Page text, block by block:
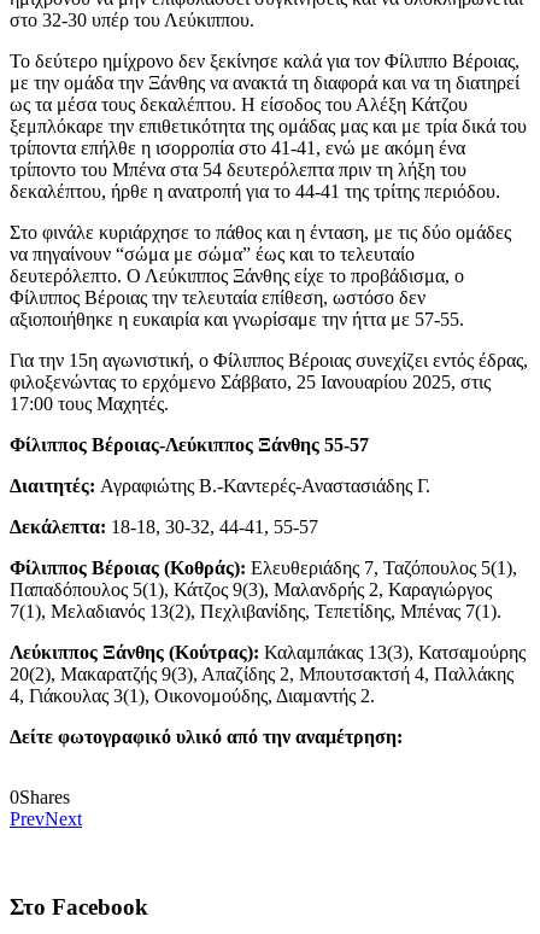
στο 32-30 υπέρ του Λεύκιππου.
Το δεύτερο ημίχρονο δεν ξεκίνησε καλά για τον Φίλιππο Βέροιας,
με την ομάδα την Ξάνθης να ανακτά τη διαφορά και να τη διατηρεί
ως τα μέσα τους δεκαλέπτου. Η είσοδος του Αλέξη Κάτζου
ξεμπλόκαρε την επιθετικότητα της ομάδας μας και με τρία δικά του
τρίποντα επήλθε η ισορροπία στο 41-41, ενώ με ακόμη ένα
τρίποντο του Μπένα στα 54 δευτερόλεπτα πριν τη λήξη του
δεκαλέπτου, ήρθε η ανατροπή για το 44-41 της τρίτης περιόδου.
Στο φινάλε κυριάρχησε το πάθος και η ένταση, με τις δύο ομάδες
να πηγαίνουν “σώμα με σώμα” έως και το τελευταίο
δευτερόλεπτο. Ο Λεύκιππος Ξάνθης είχε το προβάδισμα, ο
Φίλιππος Βέροιας την τελευταία επίθεση, ωστόσο δεν
αξιοποιήθηκε η ευκαιρία και γνωρίσαμε την ήττα με 57-55.
Για την 15η αγωνιστική, ο Φίλιππος Βέροιας συνεχίζει εντός έδρας,
φιλοξενώντας το ερχόμενο Σάββατο, 25 Ιανουαρίου 2025, στις
17:00 τους Μαχητές.
Φίλιππος Βέροιας-Λεύκιππος Ξάνθης 55-57
Διαιτητές: Αγραφιώτης Β.-Καντερές-Αναστασιάδης Γ.
Δεκάλεπτα: 18-18, 30-32, 44-41, 55-57
Φίλιππος Βέροιας (Κοθράς): Ελευθεριάδης 7, Ταζόπουλος 5(1),
Παπαδόπουλος 5(1), Κάτζος 9(3), Μαλανδρής 2, Καραγιώργος
7(1), Μελαδιανός 13(2), Πεχλιβανίδης, Τεπετίδης, Μπένας 7(1).
Λεύκιππος Ξάνθης (Κούτρας): Καλαμπάκας 13(3), Κατσαμούρης
20(2), Μακαρατζής 9(3), Απαζίδης 2, Μπουτσακτσή 4, Παλλάκης
4, Γιάκουλας 3(1), Οικονομούδης, Διαμαντής 2.
Δείτε φωτογραφικό υλικό από την αναμέτρηση:
0Shares
PrevNext
Στο Facebook